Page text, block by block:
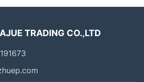
TRADING CO.,LTD